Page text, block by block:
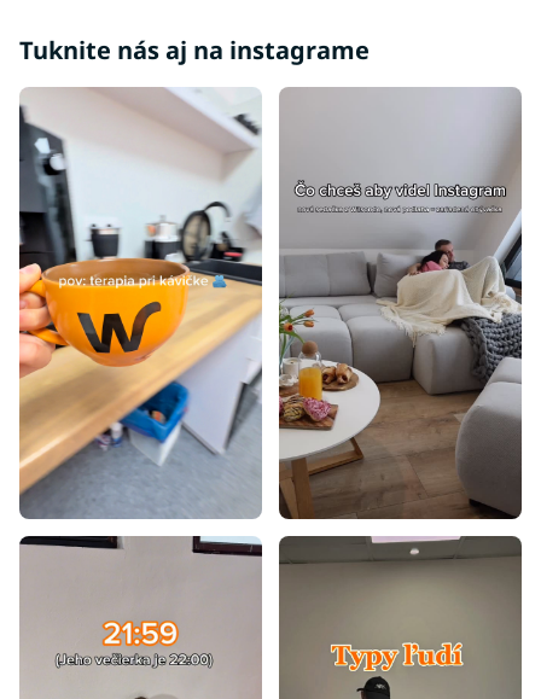
Váľandy
Moderné postele
Luxusné postele
Postele 140x200
Postele 160x200
Postele 180x200
Postele 200x200
Postele 80x200
Postele 90x195
Postele 70x140
Postele 80x160
Postele 90x180
Postele 100x200
Postele 80x195
Postele 80x180
Postele 85x200
Tuknite nás aj na instagrame